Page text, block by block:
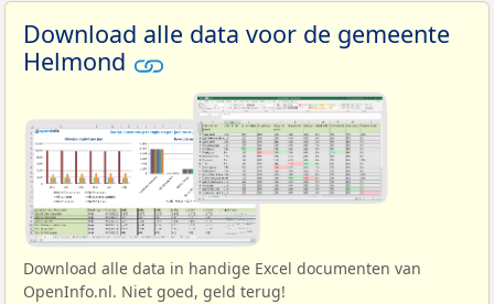
Download alle data voor de gemeente
Helmond
Download alle data in handige Excel documenten van
OpenInfo.nl. Niet goed, geld terug!